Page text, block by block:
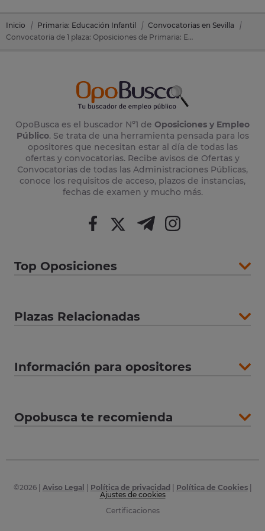
Inicio Primaria: Educación Infantil
Convocatorias en Sevilla
Convocatoria de 1 plaza: Oposiciones de Primaria: Educación Infantil en Albaida Del Aljarafe (Sevilla)
OpoBusca es el buscador Nº1 de Oposiciones y Empleo
Público. Se trata de una herramienta pensada para los
opositores que necesitan estar al día de todas las
ofertas y convocatorias. Recibe avisos de Ofertas y
Convocatorias de todas las Administraciones Públicas,
conoce los requisitos de acceso, plazos de instancias,
fechas de examen y mucho más.
Top Oposiciones
Plazas Relacionadas
Información para opositores
Opobusca te recomienda
©2026| Aviso Legal Política de privacidad Política de Cookies|
Ajustes de cookies
Certificaciones